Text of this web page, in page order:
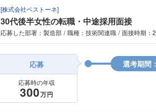
[株式会社ベストーネ]
30代後半女性の転職・中途採用面接
応募した部署：製造部 職種：技術関連職 面接時期：
選考期間：
応募
応募時の年収
300万円